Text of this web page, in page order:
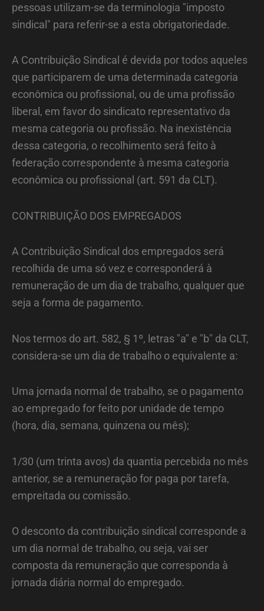
pessoas utilizam-se da terminologia "imposto
sindical" para referir-se a esta obrigatoriedade.
A Contribuição Sindical é devida por todos aqueles
que participarem de uma determinada categoria
econômica ou profissional, ou de uma profissão
liberal, em favor do sindicato representativo da
mesma categoria ou profissão. Na inexistência
dessa categoria, o recolhimento será feito à
federação correspondente à mesma categoria
econômica ou profissional (art. 591 da CLT).
CONTRIBUIÇÃO DOS EMPREGADOS
A Contribuição Sindical dos empregados será
recolhida de uma só vez e corresponderá à
remuneração de um dia de trabalho, qualquer que
seja a forma de pagamento.
Nos termos do art. 582, § 1º, letras "a" e "b" da CLT,
considera-se um dia de trabalho o equivalente a:
Uma jornada normal de trabalho, se o pagamento
ao empregado for feito por unidade de tempo
(hora, dia, semana, quinzena ou mês);
1/30 (um trinta avos) da quantia percebida no mês
anterior, se a remuneração for paga por tarefa,
empreitada ou comissão.
O desconto da contribuição sindical corresponde a
um dia normal de trabalho, ou seja, vai ser
composta da remuneração que corresponda à
jornada diária normal do empregado.